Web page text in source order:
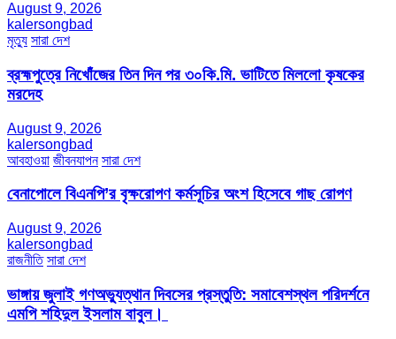
August 9, 2026
kalersongbad
মৃত্যু সারা দেশ
ব্রহ্মপুত্রে নিখোঁজের তিন দিন পর ৩০কি.মি. ভাটিতে মিললো কৃষকের
মরদেহ
August 9, 2026
kalersongbad
আবহাওয়া জীবনযাপন সারা দেশ
বেনাপোলে বিএনপি’র বৃক্ষরোপণ কর্মসূচির অংশ হিসেবে গাছ রোপণ
August 9, 2026
kalersongbad
রাজনীতি সারা দেশ
ভাঙ্গায় জুলাই গণঅভ্যুত্থান দিবসের প্রস্তুতি: সমাবেশস্থল পরিদর্শনে
এমপি শহিদুল ইসলাম বাবুল। ​